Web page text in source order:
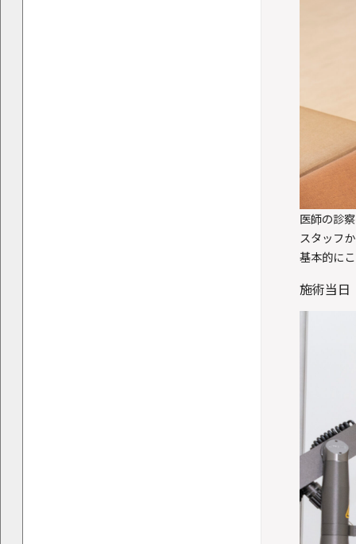
医師の診
スタッフ
基本的に
施術当日